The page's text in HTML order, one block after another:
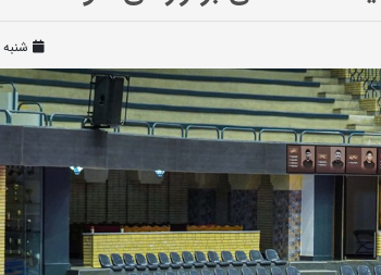
شنبه ۱۹ اردیبهشت ۱۴۰۵